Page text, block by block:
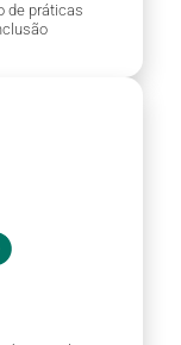
de práticas